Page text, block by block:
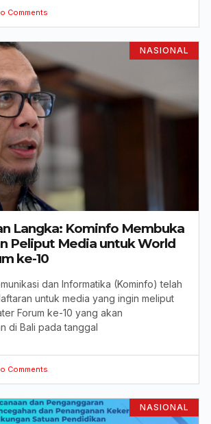
Comments
NASIONAL
Langka: Kominfo Membuka
Peliput Media untuk World
ke-10
dan Informatika (Kominfo) telah
untuk media yang ingin meliput
Forum ke-10 yang akan
di Bali pada tanggal
Comments
NASIONAL